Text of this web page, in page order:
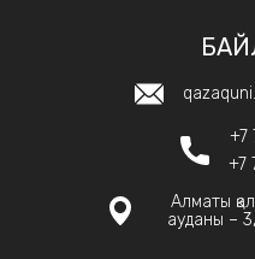
+7
+7
Алматы
ауданы –